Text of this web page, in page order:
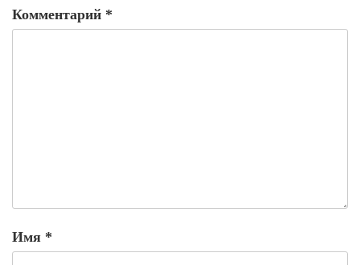
Комментарий *
Имя *